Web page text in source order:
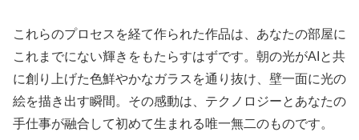
これらのプロセスを経て作られた作品は、あなたの部屋に
これまでにない輝きをもたらすはずです。朝の光がAIと共
に創り上げた色鮮やかなガラスを通り抜け、壁一面に光の
絵を描き出す瞬間。その感動は、テクノロジーとあなたの
手仕事が融合して初めて生まれる唯一無二のものです。